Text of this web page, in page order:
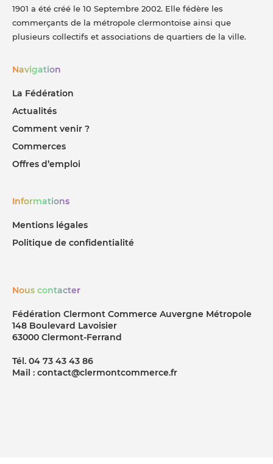
1901 a été créé le 10 Septembre 2002. Elle fédère les
commerçants de la métropole clermontoise ainsi que
plusieurs collectifs et associations de quartiers de la ville.
Navigation
La Fédération
Actualités
Comment venir ?
Commerces
Offres d’emploi
Informations
Mentions légales
Politique de confidentialité
Nous contacter
Fédération Clermont Commerce Auvergne Métropole
148 Boulevard Lavoisier
63000 Clermont-Ferrand
Tél. 04 73 43 43 86
Mail : contact@clermontcommerce.fr